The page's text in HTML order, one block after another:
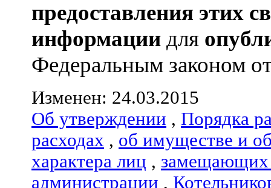
предоставления этих
информации для
Федеральным законом
Изменен: 24.03.2015
Об утверждении , Порядка
расходах , об имуществе и
характера лиц , замещающих
администрации ,